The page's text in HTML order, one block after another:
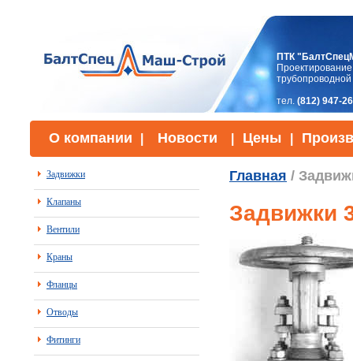
ПТК
тел. (812) 947-
О компании Новости Цены
Задвижки
Клапаны
Вентили
Краны
Фланцы
Отводы
Фитинги
Главная /
Задвижки